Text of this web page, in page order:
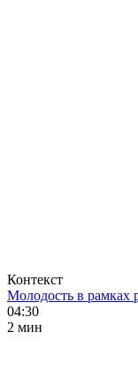
Контекст
Молодость в рамках
04:30
2 мин